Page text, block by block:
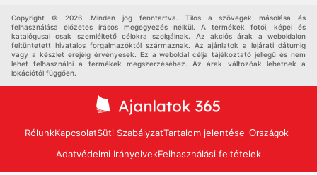
Copyright © 2026 .Minden jog fenntartva. Tilos a szövegek másolása és
felhasználása előzetes írásos megegyezés nélkül. A termékek fotói, képei és
katalógusai csak szemléltető célokra szolgálnak. Az akciós árak a weboldalon
feltüntetett hivatalos forgalmazóktól származnak. Az ajánlatok a lejárati dátumig
vagy a készlet erejéig érvényesek. Ez a weboldal célja tájékoztató jellegű és nem
lehet felhasználni a termékek megszerzéséhez. Az árak változóak lehetnek a
lokációtól függően.
RólunkKapcsolatSüti SzabályzatTartalom jelentése Országok
Adatvédelmi IrányelvekFelhasználási feltételek